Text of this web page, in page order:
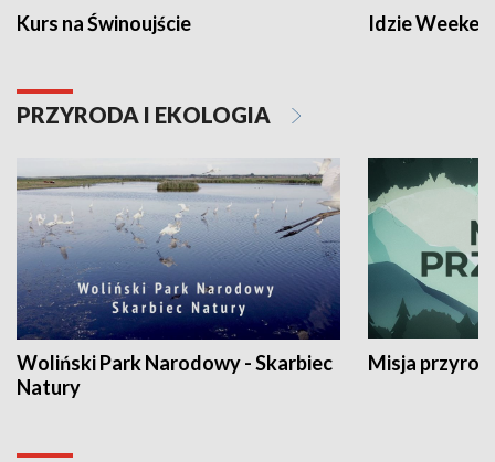
Kurs na Świnoujście Idzie
PRZYRODA I EKOLOGIA
Woliński Park Narodowy - Skarbiec
Natury
Misja